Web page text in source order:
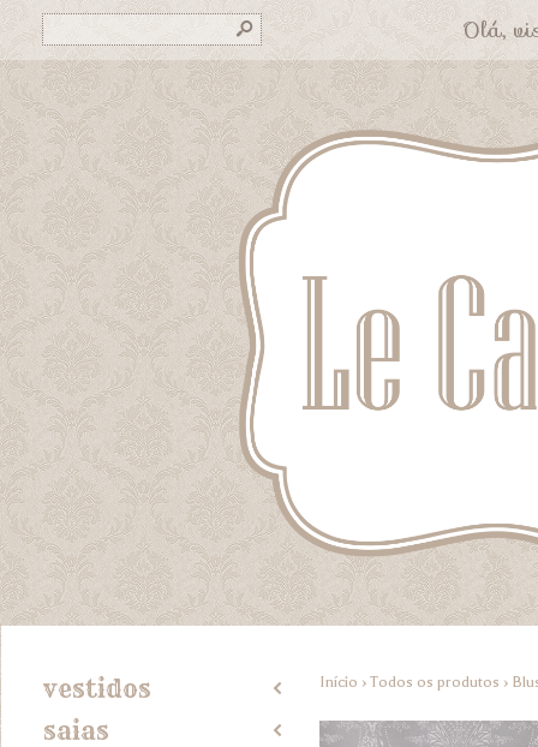
s Olá,
vestidos 2
saias 2
Início › Todos os produtos ›